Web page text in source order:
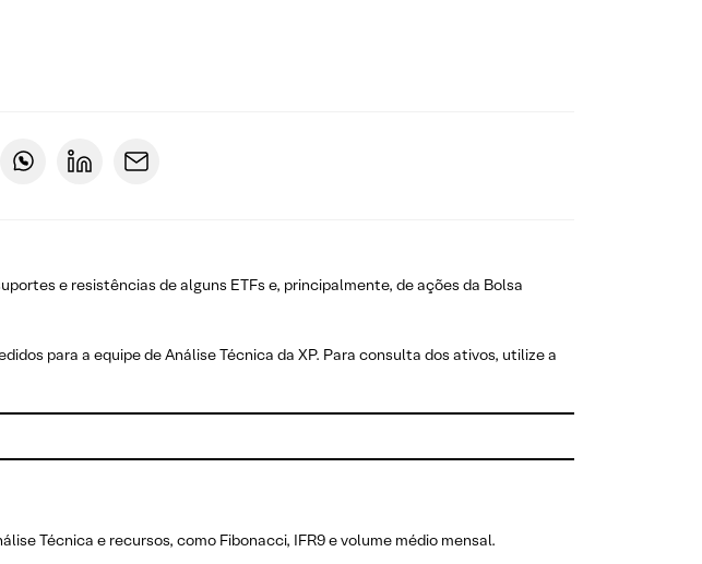
e resistências de alguns ETFs e, principalmente, de ações da Bolsa
para a equipe de Análise Técnica da XP. Para consulta dos ativos, utilize a
Técnica e recursos, como Fibonacci, IFR9 e volume médio mensal.